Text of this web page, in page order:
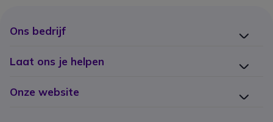
Ons bedrijf
Laat ons je helpen
Onze website